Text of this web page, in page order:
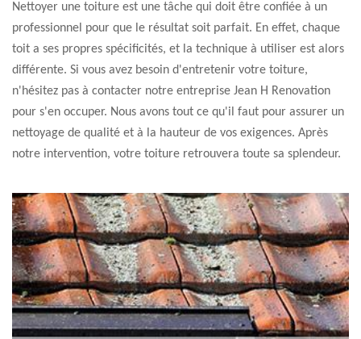
Nettoyer une toiture est une tâche qui doit être confiée à un
professionnel pour que le résultat soit parfait. En effet, chaque
toit a ses propres spécificités, et la technique à utiliser est alors
différente. Si vous avez besoin d'entretenir votre toiture,
n'hésitez pas à contacter notre entreprise Jean H Renovation
pour s'en occuper. Nous avons tout ce qu'il faut pour assurer un
nettoyage de qualité et à la hauteur de vos exigences. Après
notre intervention, votre toiture retrouvera toute sa splendeur.